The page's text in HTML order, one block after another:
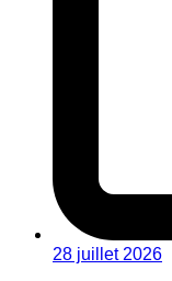
28 juillet 2026